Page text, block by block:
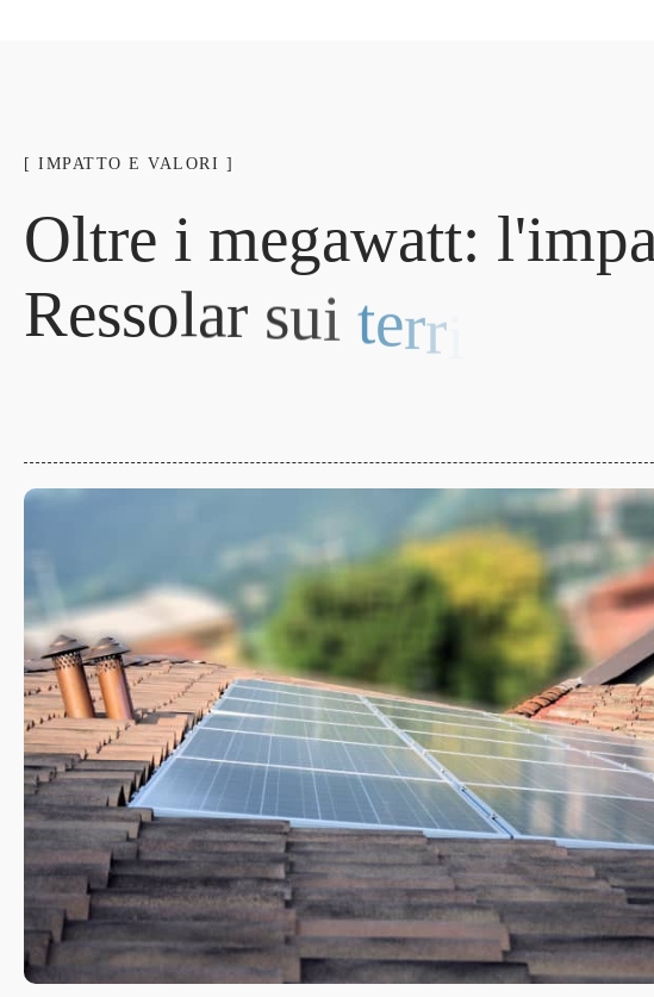
[ IMPATTO E VALORI ]
Oltre i megawatt: l'imp
Ressolar sui terr